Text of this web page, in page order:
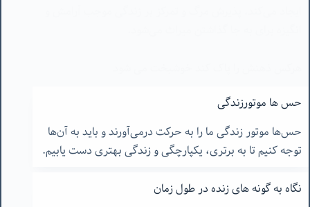
برای رسیدن به خوشبختی، باید ذهن را پاک کرد و به خود
توجه کرد. تمرین آگاهی به تغییرات درون، کلید شادی و
معنای زندگی است.
حس ها موتورزندگی
حس‌ها موتور زندگی ما را به حرکت درمی‌آورند و باید به آن‌ها
توجه کنیم تا به برتری، یکپارچگی و زندگی بهتری دست یابیم.
نگاه به گونه های زنده در طول زمان